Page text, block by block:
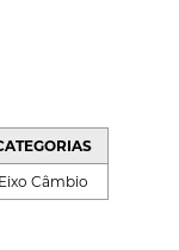
Eixo Câmbio